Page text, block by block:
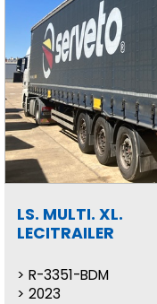
LS. MULTI. XL.
LECITRAILER
R-3351-BDM
2023